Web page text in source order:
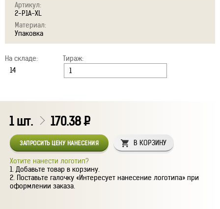
Артикул:
2-P1A-XL
Материал:
Упаковка
На складе: Тираж:
1шт. 170.38Р
ЗАПРОСИТЬ ЦЕНУ НАНЕСЕНИЯ В КОРЗИНУ
Хотите нанести логотип?
Добавьте товар в корзину.
Поставьте галочку «Интересует нанесение логотипа» при
оформлении заказа.